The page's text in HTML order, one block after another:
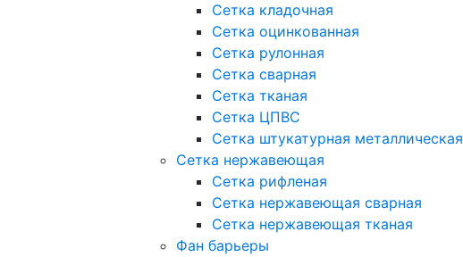
Сетка кладочная
Сетка оцинкованная
Сетка рулонная
Сетка сварная
Сетка тканая
Сетка ЦПВС
Сетка штукатурная металлическая
Сетка нержавеющая
Сетка рифленая
Сетка нержавеющая сварная
Сетка нержавеющая тканая
Фан барьеры